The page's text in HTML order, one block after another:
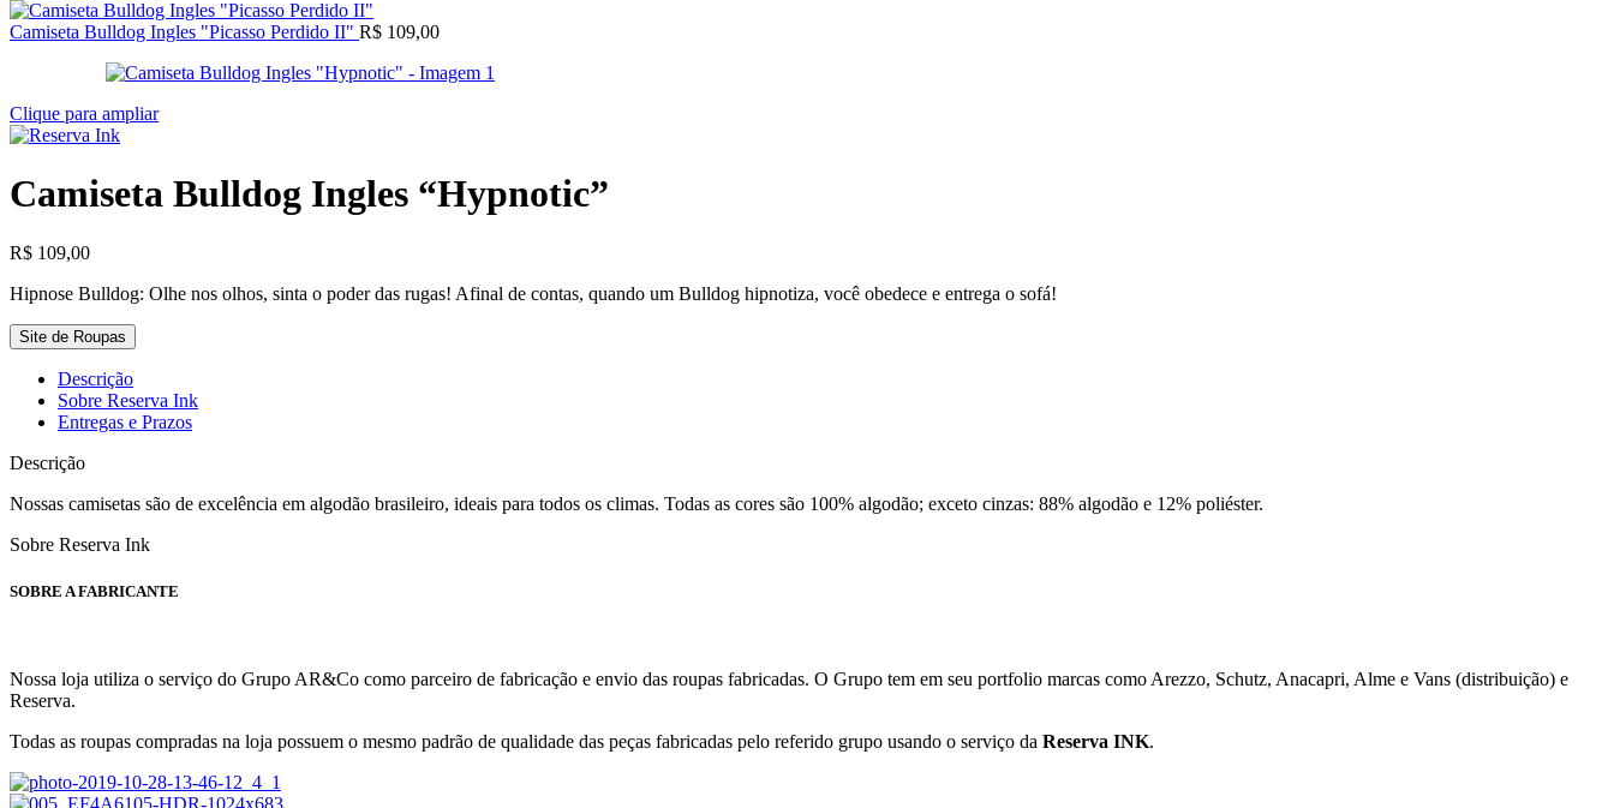
Camiseta Bulldog Ingles "Picasso Perdido II" R$ 109,00
Clique para ampliar
Camiseta Bulldog Ingles “Hypnotic”
R$ 109,00
Hipnose Bulldog: Olhe nos olhos, sinta o poder das rugas! Afinal de contas, quando um Bulldog hipnotiza, você obedece e entrega o sofá!
Site de Roupas
Descrição
Sobre Reserva Ink
Entregas e Prazos
Descrição
Nossas camisetas são de excelência em algodão brasileiro, ideais para todos os climas. Todas as cores são 100% algodão; exceto cinzas: 88% algodão e 12% poliéster.
Sobre Reserva Ink
SOBRE A FABRICANTE
Nossa loja utiliza o serviço do Grupo AR&Co como parceiro de fabricação e envio das roupas fabricadas. O Grupo tem em seu portfolio marcas como Arezzo, Schutz, Anacapri, Alme e Vans (distribuição) e
Reserva.
Todas as roupas compradas na loja possuem o mesmo padrão de qualidade das peças fabricadas pelo referido grupo usando o serviço da Reserva INK.